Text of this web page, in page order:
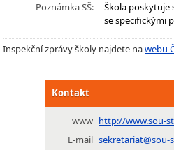
Poznámka SŠ:
Škola
se specifickými
Inspekční zprávy školy najdete nawebu
Kontakt
www http://www.sou-
E-mail sekretariat@sou-